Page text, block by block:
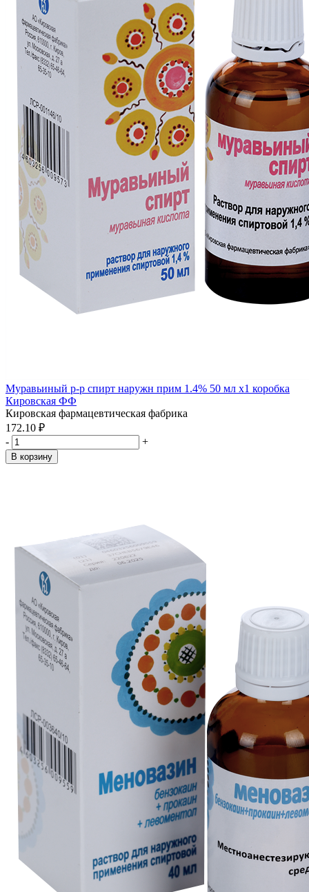
Муравьиный р-р спирт наружн прим 1.4% 50 мл x1 коробка
Кировская ФФ
Кировская фармацевтическая фабрика
172.10 ₽
-
+
В корзину